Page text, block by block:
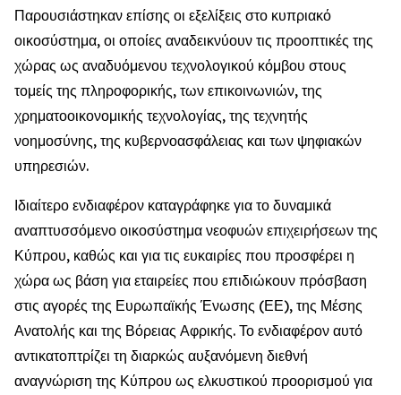
Παρουσιάστηκαν επίσης οι εξελίξεις στο κυπριακό
οικοσύστημα, οι οποίες αναδεικνύουν τις προοπτικές της
χώρας ως αναδυόμενου τεχνολογικού κόμβου στους
τομείς της πληροφορικής, των επικοινωνιών, της
χρηματοοικονομικής τεχνολογίας, της τεχνητής
νοημοσύνης, της κυβερνοασφάλειας και των ψηφιακών
υπηρεσιών.
Ιδιαίτερο ενδιαφέρον καταγράφηκε για το δυναμικά
αναπτυσσόμενο οικοσύστημα νεοφυών επιχειρήσεων της
Κύπρου, καθώς και για τις ευκαιρίες που προσφέρει η
χώρα ως βάση για εταιρείες που επιδιώκουν πρόσβαση
στις αγορές της Ευρωπαϊκής Ένωσης (ΕΕ), της Μέσης
Ανατολής και της Βόρειας Αφρικής. Το ενδιαφέρον αυτό
αντικατοπτρίζει τη διαρκώς αυξανόμενη διεθνή
αναγνώριση της Κύπρου ως ελκυστικού προορισμού για